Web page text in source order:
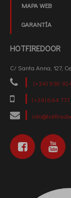
MAPA WEB
GARANTÍA
HOTFIREDOOR
C/ Santa Anna, 127,
(+34) 936
(+34) 644